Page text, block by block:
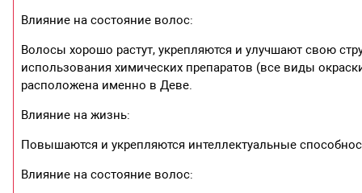
Влияние на состояние волос:
Волосы хорошо растут, укрепляются и улучшают свою
использования химических препаратов (все виды
расположена именно в Деве.
Влияние на жизнь:
Повышаются и укрепляются интеллектуальные
Влияние на состояние волос: